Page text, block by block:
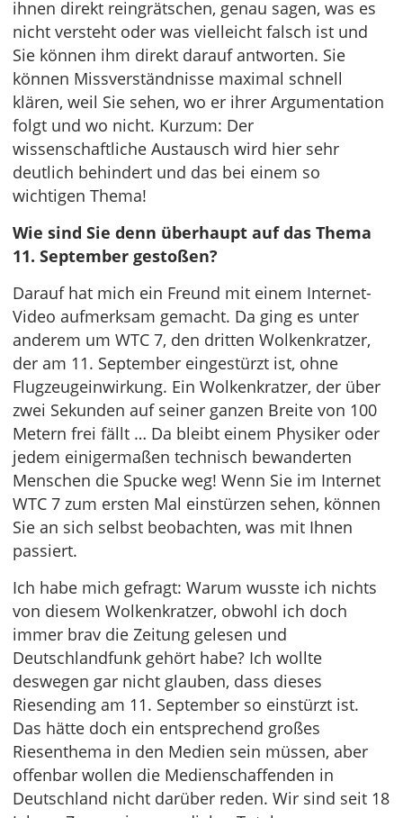
ihnen direkt reingrätschen, genau sagen, was es
nicht versteht oder was vielleicht falsch ist und
Sie können ihm direkt darauf antworten. Sie
können Missverständnisse maximal schnell
klären, weil Sie sehen, wo er ihrer Argumentation
folgt und wo nicht. Kurzum: Der
wissenschaftliche Austausch wird hier sehr
deutlich behindert und das bei einem so
wichtigen Thema!
Wie sind Sie denn überhaupt auf das Thema
11. September gestoßen?
Darauf hat mich ein Freund mit einem Internet-
Video aufmerksam gemacht. Da ging es unter
anderem um WTC 7, den dritten Wolkenkratzer,
der am 11. September eingestürzt ist, ohne
Flugzeugeinwirkung. Ein Wolkenkratzer, der über
zwei Sekunden auf seiner ganzen Breite von 100
Metern frei fällt … Da bleibt einem Physiker oder
jedem einigermaßen technisch bewanderten
Menschen die Spucke weg! Wenn Sie im Internet
WTC 7 zum ersten Mal einstürzen sehen, können
Sie an sich selbst beobachten, was mit Ihnen
passiert.
Ich habe mich gefragt: Warum wusste ich nichts
von diesem Wolkenkratzer, obwohl ich doch
immer brav die Zeitung gelesen und
Deutschlandfunk gehört habe? Ich wollte
deswegen gar nicht glauben, dass dieses
Riesending am 11. September so einstürzt ist.
Das hätte doch ein entsprechend großes
Riesenthema in den Medien sein müssen, aber
offenbar wollen die Medienschaffenden in
Deutschland nicht darüber reden. Wir sind seit 18